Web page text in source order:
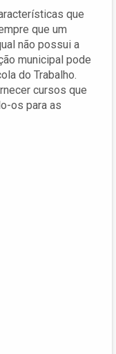
que
que um
não possui a
municipal pode
do Trabalho.
cursos que
os para as